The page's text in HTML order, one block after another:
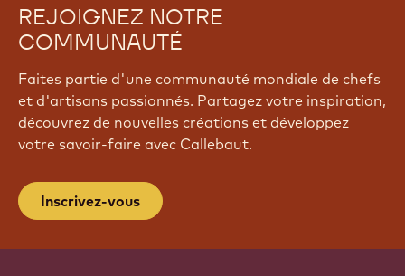
REJOIGNEZ NOTRE
COMMUNAUTÉ
Faites partie d'une communauté mondiale de chefs
et d'artisans passionnés. Partagez votre inspiration,
découvrez de nouvelles créations et développez
votre savoir-faire avec Callebaut.
Inscrivez-vous